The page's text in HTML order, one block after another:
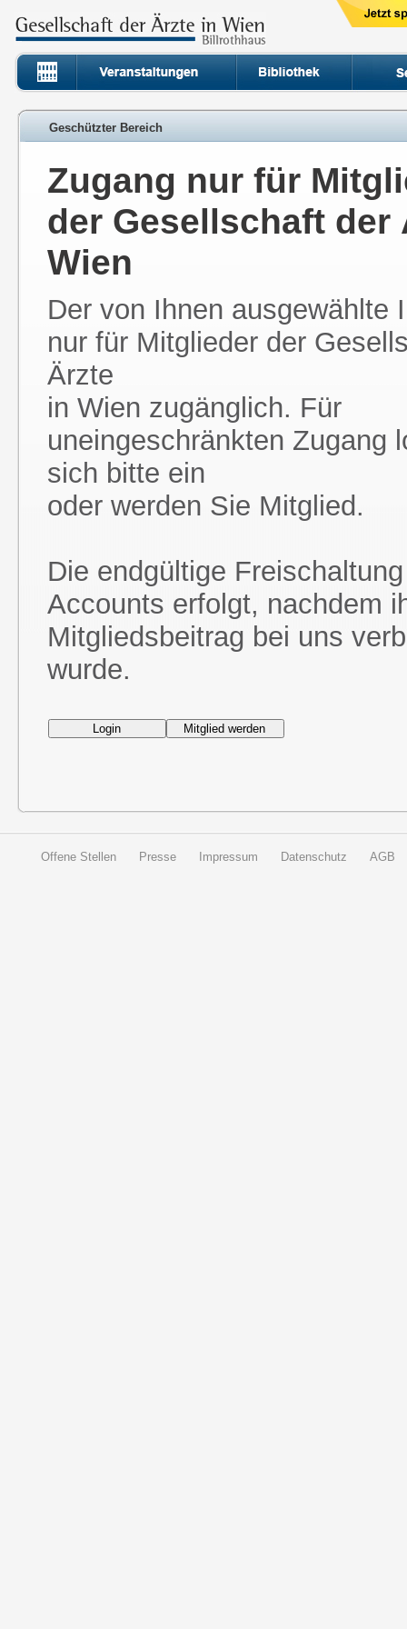
Geschützter Bereich
Zugang nur für
der Gesellschaft der
Wien
Der von Ihnen ausgewählte
nur für Mitglieder der
Ärzte
in Wien zugänglich. Für
uneingeschränkten Zugang
sich bitte ein
oder werden Sie Mitglied.
Die endgültige
Accounts erfolgt, nachdem
Mitgliedsbeitrag bei uns
wurde.
Offene Stellen Presse Impressum Datenschutz AGB